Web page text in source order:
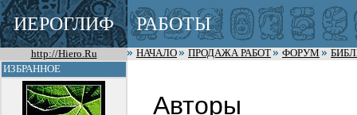
ИЕРОГЛИФ РАБОТЫ
http://Hiero.Ru НАЧАЛО ПРОДАЖА РАБОТ ФОРУМ
ИЗБРАННОЕ
Авторы